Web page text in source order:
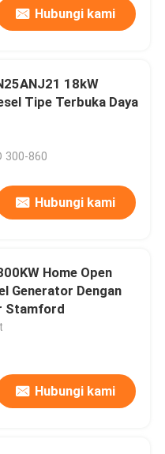
Hubungi kami
18kW
Tipe Terbuka Daya
300-860
Hubungi kami
Home Open
Generator Dengan
Stamford
Hubungi kami